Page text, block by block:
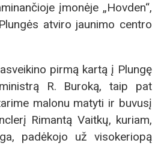
įmonėje „Hovden“,
atviro jaunimo centro
pirmą kartą į Plungę
R. Buroką, taip pat
malonu matyti ir buvusį
Rimantą Vaitkų, kuriam,
padėkojo už visokeriopą